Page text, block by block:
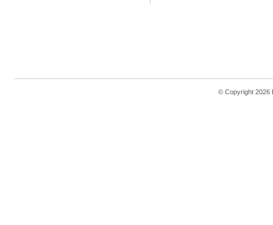
© Copyright 2026